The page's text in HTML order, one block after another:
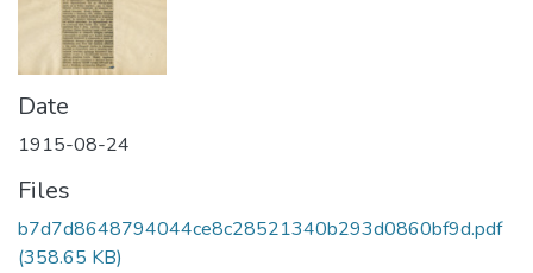
Date
1915-08-24
Files
b7d7d8648794044ce8c28521340b293d0860bf9d.pdf
(358.65 KB)